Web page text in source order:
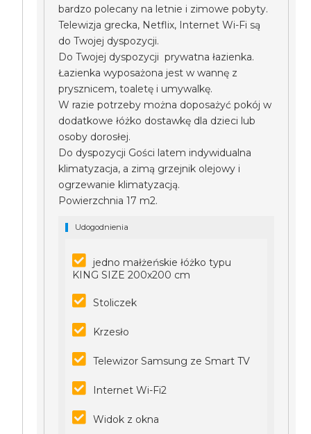
bardzo polecany na letnie i zimowe pobyty.
Telewizja grecka, Netflix, Internet Wi-Fi są
do Twojej dyspozycji.
Do Twojej dyspozycji prywatna łazienka.
Łazienka wyposażona jest w wannę z
prysznicem, toaletę i umywalkę.
W razie potrzeby można doposażyć pokój w
dodatkowe łóżko dostawkę dla dzieci lub
osoby dorosłej.
Do dyspozycji Gości latem indywidualna
klimatyzacja, a zimą grzejnik olejowy i
ogrzewanie klimatyzacją.
Powierzchnia 17 m2.
Udogodnienia
jedno małżeńskie łóżko typu
KING SIZE 200x200 cm
Stoliczek
Krzesło
Telewizor Samsung ze Smart TV
Internet Wi-Fi2
Widok z okna